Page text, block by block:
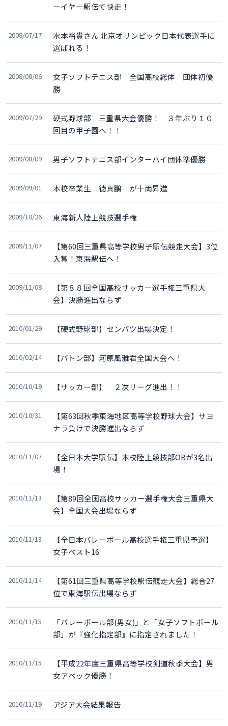
ーイヤー駅伝で快走！
2008/07/17
水本裕貴さん 北京オリンピック日本代表選手に
選ばれる！
2008/08/06
女子ソフトテニス部 全国高校総体 団体初優
勝
2009/07/29
硬式野球部 三重県大会優勝！ ３年ぶり１０
回目の甲子園へ！！
2009/08/09 男子ソフトテニス部インターハイ団体準優勝
2009/09/01 本校卒業生 徳真鵬 が十両昇進
2009/10/26 東海新人陸上競技選手権
2009/11/07
【第60回三重県高等学校男子駅伝競走大会】3位
入賞！東海駅伝へ！
2009/11/08
【第８８回全国高校サッカー選手権三重県大
会】決勝進出ならず
2010/01/29 【硬式野球部】センバツ出場決定！
2010/02/14 【バトン部】河原風雅君全国大会へ！
2010/10/19 【サッカー部】 ２次リーグ進出！！
2010/10/31
【第63回秋季東海地区高等学校野球大会】サヨ
ナラ負けで決勝進出ならず
2010/11/07
【全日本大学駅伝】本校陸上競技部OBが3名出
場！
2010/11/13
【第89回全国高校サッカー選手権大会三重県大
会】全国大会出場ならず
2010/11/13
【全日本バレーボール高校選手権三重県予選】
女子ベスト16
2010/11/14
【第61回三重県高等学校駅伝競走大会】総合27
位で東海駅伝出場ならず
2010/11/15
「バレーボール部(男女)」と「女子ソフトボール
部」が『強化指定部』に指定されました！
2010/11/15
【平成22年度三重県高等学校剣道秋季大会】男
女アベック優勝！
2010/11/19 アジア大会結果報告